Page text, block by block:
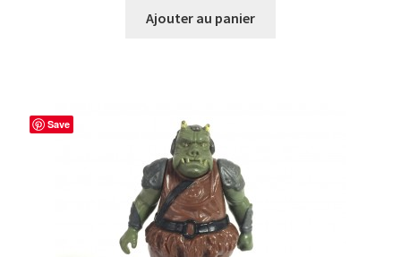
Ajouter au panier
Save